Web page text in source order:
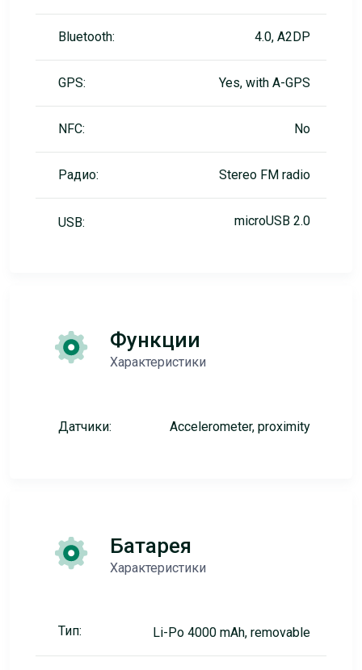
Bluetooth: 4.0, A2DP
GPS: Yes, with A-GPS
NFC: No
Радио: Stereo FM radio
USB: microUSB 2.0
Функции
Характеристики
Датчики: Accelerometer, proximity
Батарея
Характеристики
Тип: Li-Po 4000 mAh, removable